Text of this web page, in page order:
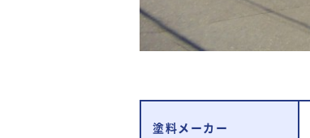
塗料メーカー